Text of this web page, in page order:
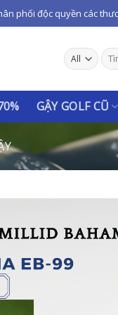
phối độc quyền các
Tìm
GẬY GOLF CŨ